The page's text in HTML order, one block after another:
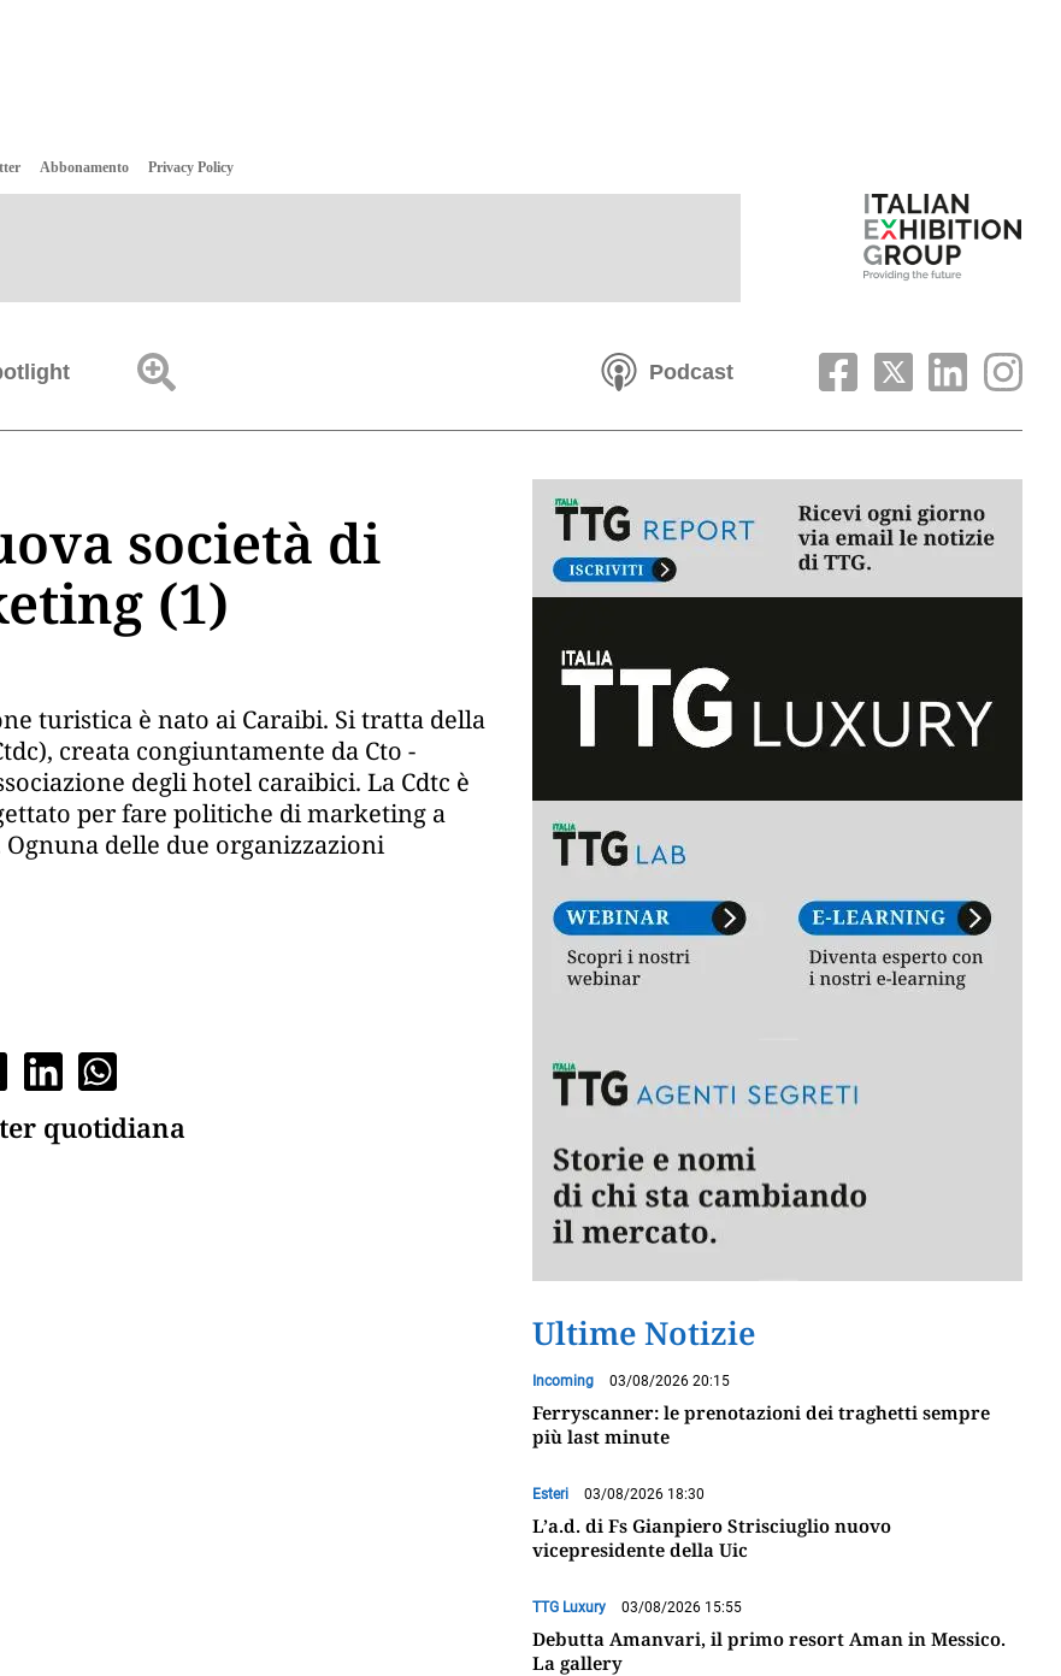
Abbonamento Privacy Policy
Podcast
società di
(1)
turistica è nato ai Caraibi. Si tratta della
creata congiuntamente da Cto -
degli hotel caraibici. La Cdtc è
per fare politiche di marketing a
delle due organizzazioni
quotidiana
Ultime Notizie
Incoming 03/08/2026 20:15
Ferryscanner: le prenotazioni dei traghetti sempre
più last minute
Esteri 03/08/2026 18:30
L’a.d. di Fs Gianpiero Strisciuglio nuovo
vicepresidente della Uic
TTG Luxury 03/08/2026 15:55
Debutta Amanvari, il primo resort Aman in Messico.
La gallery